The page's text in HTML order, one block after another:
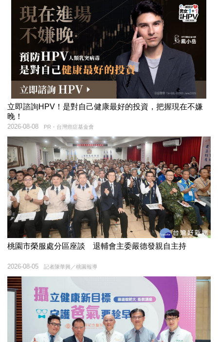
立即諮詢HPV！是對自己健康最好的投資，把握現在不嫌
晚！
PR・台灣癌症基金會
2026-08-08
桃園市榮服處分區座談 退輔會主委嚴德發親自主持
記者陳華興／桃園報導
2026-08-05